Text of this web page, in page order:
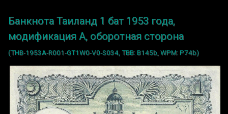
Банкнота Таиланд 1 бат 1953 года,
модификация A, оборотная сторона
(THB-1953A-R001-GT1W0-V0-S034, TBB: B145b, WPM: P74b)